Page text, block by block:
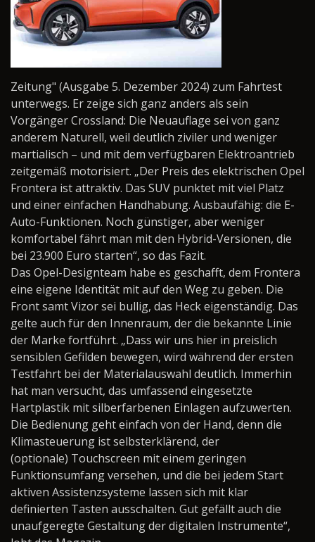
Zeitung" (Ausgabe 5. Dezember 2024) zum Fahrtest
unterwegs. Er zeige sich ganz anders als sein
Vorgänger Crossland: Die Neuauflage sei von ganz
anderem Naturell, weil deutlich ziviler und weniger
martialisch – und mit dem verfügbaren Elektroantrieb
zeitgemäß motorisiert. „Der Preis des elektrischen Opel
Frontera ist attraktiv. Das SUV punktet mit viel Platz
und einer einfachen Handhabung. Ausbaufähig: die E-
Auto-Funktionen. Noch günstiger, aber weniger
komfortabel fährt man mit den Hybrid-Versionen, die
bei 23.900 Euro starten“, so das Fazit.
Das Opel-Designteam habe es geschafft, dem Frontera
eine eigene Identität mit auf den Weg zu geben. Die
Front samt Vizor sei bullig, das Heck eigenständig. Das
gelte auch für den Innenraum, der die bekannte Linie
der Marke fortführt. „Dass wir uns hier in preislich
sensiblen Gefilden bewegen, wird während der ersten
Testfahrt bei der Materialauswahl deutlich. Immerhin
hat man versucht, das umfassend eingesetzte
Hartplastik mit silberfarbenen Einlagen aufzuwerten.
Die Bedienung geht einfach von der Hand, denn die
Klimasteuerung ist selbsterklärend, der
(optionale) Touchscreen mit einem geringen
Funktionsumfang versehen, und die bei jedem Start
aktiven Assistenzsysteme lassen sich mit klar
definierten Tasten ausschalten. Gut gefällt auch die
unaufgeregte Gestaltung der digitalen Instrumente“,